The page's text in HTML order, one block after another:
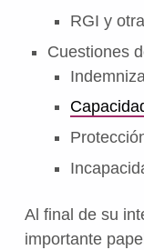
RGI y
Cuestiones
Al final de su
importante